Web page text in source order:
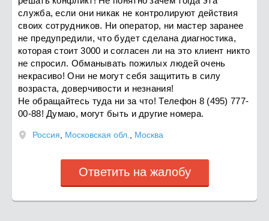
служба, если они никак не контролируют действия
своих сотрудников. Ни оператор, ни мастер​ заранее
не предупредили, что будет сделана диагностика,
которая стоит 3000 и согласен ли на это клиент никто
не спросил. Обманывать пожилых людей очень
некрасиво! Они не могут себя​ защитить в силу
возраста, доверчивости и незнания!
Не обращайтесь туда ни за что! Телефон 8 (495) 777-
00-88! Думаю, могут быть и другие номера.
Россия Московская обл. Москва
Ответить на жалобу